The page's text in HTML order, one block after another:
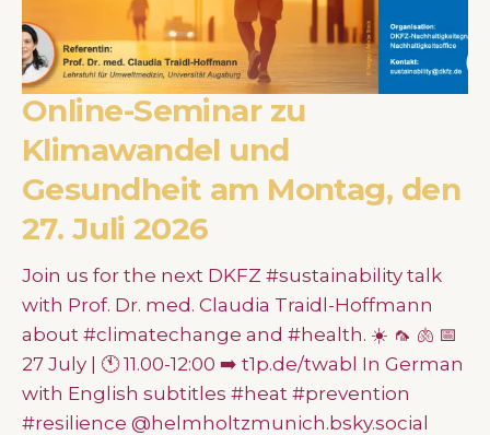
Online-Seminar zu
Klimawandel und
Gesundheit am Montag, den
27. Juli 2026
Join us for the next DKFZ #sustainability talk
with Prof. Dr. med. Claudia Traidl-Hoffmann
about #climatechange and #health. ☀️ 🦟 🫁 📅
27 July | 🕚 11.00-12:00 ➡️ t1p.de/twabl In German
with English subtitles #heat #prevention
#resilience @helmholtzmunich.bsky.social